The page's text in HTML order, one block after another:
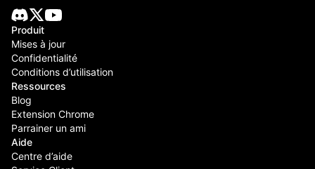
Produit
Mises à jour
Confidentialité
Conditions d’utilisation
Ressources
Blog
Extension Chrome
Parrainer un ami
Aide
Centre d’aide